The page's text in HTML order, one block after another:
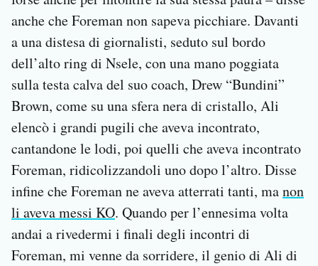
anche che Foreman non sapeva picchiare. Davanti
a una distesa di giornalisti, seduto sul bordo
dell’alto ring di Nsele, con una mano poggiata
sulla testa calva del suo coach, Drew “Bundini”
Brown, come su una sfera nera di cristallo, Ali
elencò i grandi pugili che aveva incontrato,
cantandone le lodi, poi quelli che aveva incontrato
Foreman, ridicolizzandoli uno dopo l’altro. Disse
infine che Foreman ne aveva atterrati tanti, manon
li aveva messi KO. Quando per l’ennesima volta
andai a rivedermi i finali degli incontri di
Foreman, mi venne da sorridere, il genio di Ali di